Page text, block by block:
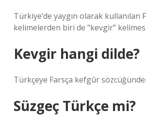
Türkiye’de yaygın olarak kullanılan
kelimelerden biri de “kevgir”
Kevgir hangi dilde?
Türkçeye Farsça kefgûr
Süzgeç Türkçe mi?